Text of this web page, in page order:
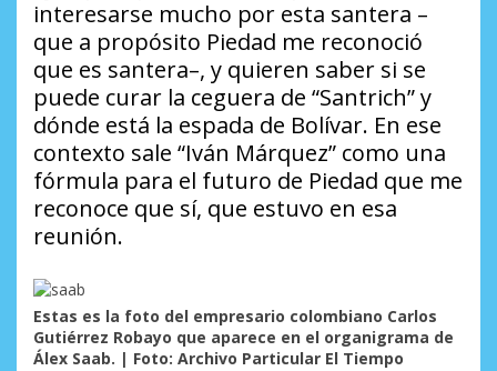
interesarse mucho por esta santera –
que a propósito Piedad me reconoció
que es santera–, y quieren saber si se
puede curar la ceguera de “Santrich” y
dónde está la espada de Bolívar. En ese
contexto sale “Iván Márquez” como una
fórmula para el futuro de Piedad que me
reconoce que sí, que estuvo en esa
reunión.
Estas es la foto del empresario colombiano Carlos
Gutiérrez Robayo que aparece en el organigrama de
Álex Saab. | Foto: Archivo Particular El Tiempo